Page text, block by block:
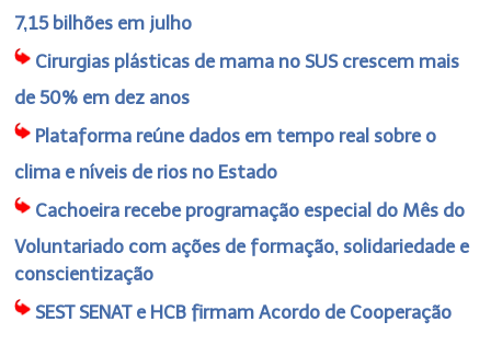
7,15 bilhões em julho
Cirurgias plásticas de mama no SUS crescem mais
de 50% em dez anos
Plataforma reúne dados em tempo real sobre o
clima e níveis de rios no Estado
Cachoeira recebe programação especial do Mês do
Voluntariado com ações de formação, solidariedade e
conscientização
SEST SENAT e HCB firmam Acordo de Cooperação